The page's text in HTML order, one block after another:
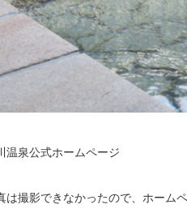
泉公式ホームページ
は撮影できなかったので、ホーム